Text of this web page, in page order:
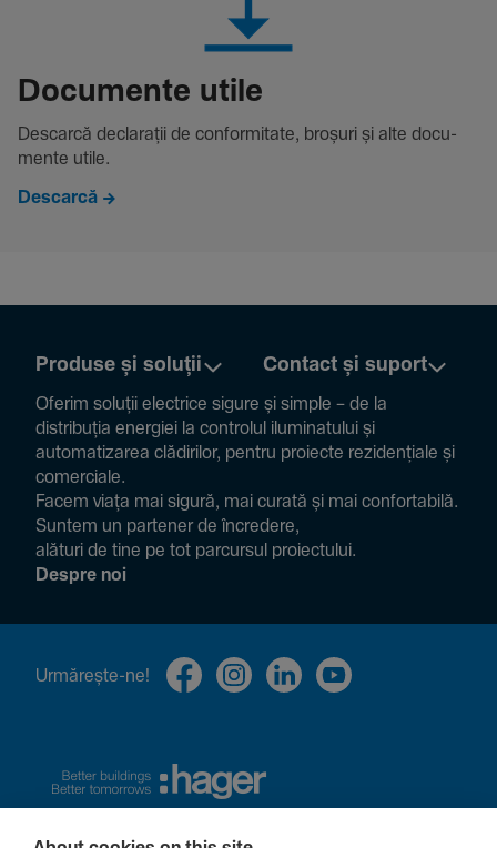
Docu­mente utile
Descarcă decla­rații de conformitate, broșuri și alte docu­
mente utile.
Descarcă
Produse și soluții Contact și suport
Oferim soluții electrice sigure și simple – de la
distribuția energiei la controlul ilumi­na­tului și
auto­ma­ti­zarea clădi­rilor, pentru proiecte rezi­den­țiale și
comer­ciale.
Facem viața mai sigură, mai curată și mai confor­ta­bilă.
Suntem un partener de încre­dere,
alături de tine pe tot parcursul proiec­tului.
Despre noi
Urmă­rește-ne!